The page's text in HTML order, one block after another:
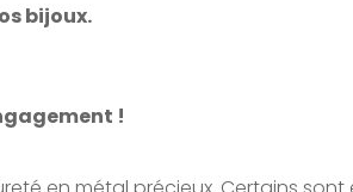
bijoux.
!